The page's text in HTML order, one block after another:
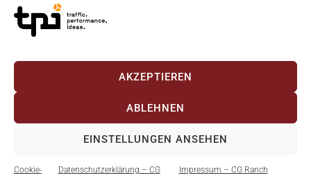
AKZEPTIEREN
ABLEHNEN
EINSTELLUNGEN ANSEHEN
Cookie- Datenschutzerklärung – CG Impressum – CG Ranch
AGBImpressumDatenschutzCookie-Richtlinie (EU)